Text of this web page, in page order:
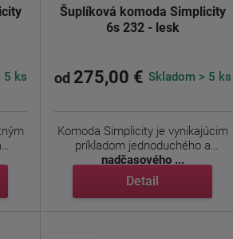
5 ks
Šuplíková komoda Simplicity
6s 232 - lesk
od 275,00 € Skladom > 5 ks
Komoda Simplicity je vynikajúcim
príkladom jednoduchého a
nadčasového ...
Detail